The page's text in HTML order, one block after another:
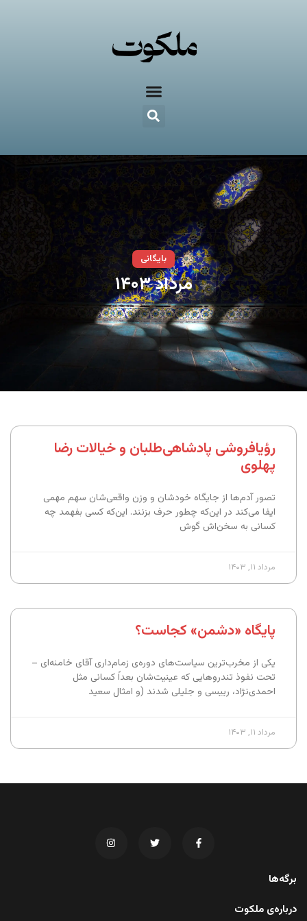
بایگانی
مرداد ۱۴۰۳
رؤیافروشی پادشاهی‌طلبان و خیالات رضا
پهلوی
تصور آدم‌ها از جایگاه خودشان و وزن واقعی‌شان سهم مهمی
ایفا می‌کند در این‌که چطور حرف بزنند. این‌که کسی بفهمد چه
کسانی به سخن‌اش گوش
مرداد ۱۱, ۱۴۰۳
پایگاه «دشمن» کجاست؟
یکی از مخرب‌ترین سیاست‌های دوره‌ی زمام‌داری آقای خامنه‌ای –
تحت نفوذ تندروهایی که عینیت‌شان بعداً کسانی مثل
احمدی‌نژاد، رییسی و جلیلی شدند (و امثال سعید
مرداد ۱۱, ۱۴۰۳
برگه‌ها
درباره‌ی ملکوت